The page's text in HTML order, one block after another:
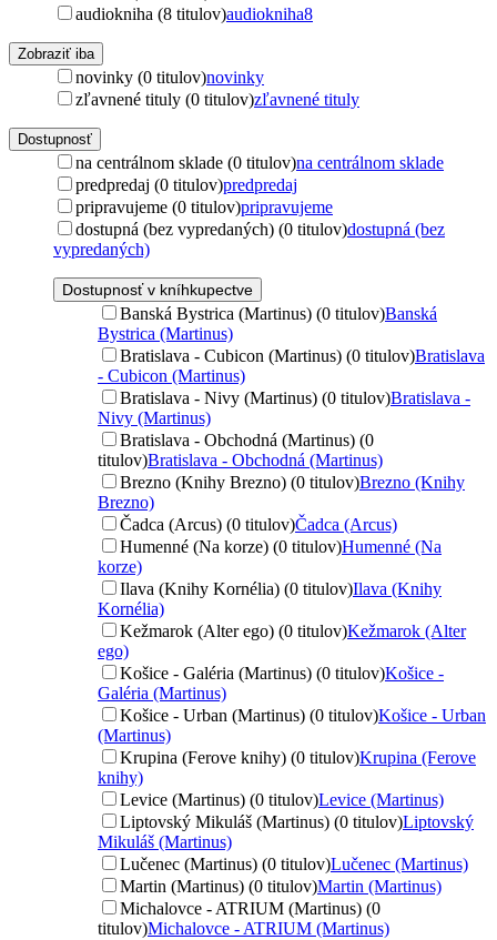
audiokniha (8 titulov)audiokniha8
Zobraziť iba
novinky (0 titulov)novinky
zľavnené tituly (0 titulov)zľavnené tituly
Dostupnosť
na centrálnom sklade (0 titulov)na centrálnom sklade
predpredaj (0 titulov)predpredaj
pripravujeme (0 titulov)pripravujeme
dostupná (bez vypredaných) (0 titulov)dostupná (bez
vypredaných)
Dostupnosť v kníhkupectve
Banská Bystrica (Martinus) (0 titulov)Banská
Bystrica (Martinus)
Bratislava - Cubicon (Martinus) (0 titulov)Bratislava
- Cubicon (Martinus)
Bratislava - Nivy (Martinus) (0 titulov)Bratislava -
Nivy (Martinus)
Bratislava - Obchodná (Martinus) (0
titulov)Bratislava - Obchodná (Martinus)
Brezno (Knihy Brezno) (0 titulov)Brezno (Knihy
Brezno)
Čadca (Arcus) (0 titulov)Čadca (Arcus)
Humenné (Na korze) (0 titulov)Humenné (Na
korze)
Ilava (Knihy Kornélia) (0 titulov)Ilava (Knihy
Kornélia)
Kežmarok (Alter ego) (0 titulov)Kežmarok (Alter
ego)
Košice - Galéria (Martinus) (0 titulov)Košice -
Galéria (Martinus)
Košice - Urban (Martinus) (0 titulov)Košice - Urban
(Martinus)
Krupina (Ferove knihy) (0 titulov)Krupina (Ferove
knihy)
Levice (Martinus) (0 titulov)Levice (Martinus)
Liptovský Mikuláš (Martinus) (0 titulov)Liptovský
Mikuláš (Martinus)
Lučenec (Martinus) (0 titulov)Lučenec (Martinus)
Martin (Martinus) (0 titulov)Martin (Martinus)
Michalovce - ATRIUM (Martinus) (0
titulov)Michalovce - ATRIUM (Martinus)